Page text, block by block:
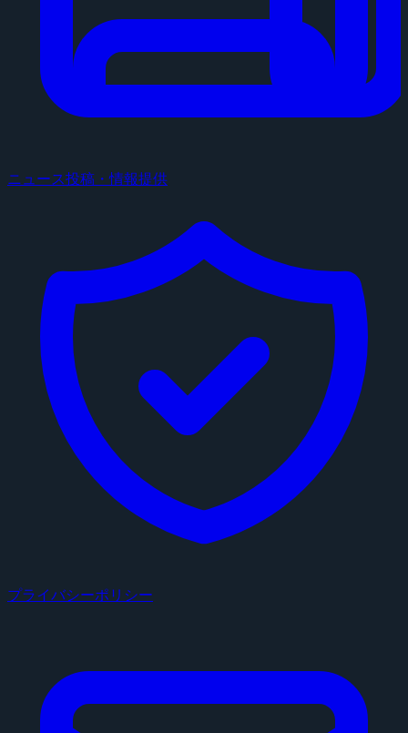
ニュース投稿・情報提供
プライバシーポリシー